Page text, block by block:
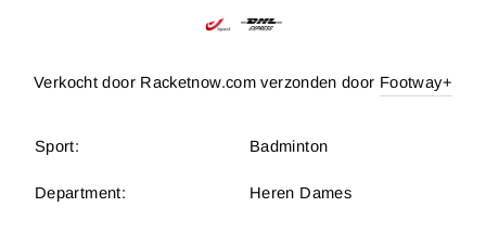
Verkocht door Racketnow.com verzonden door Footway+
Sport: Badminton
Department: Heren Dames